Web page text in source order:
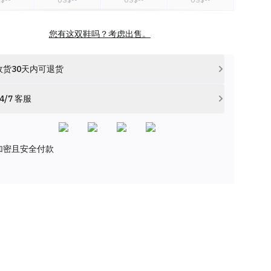
US$--
您有这双鞋吗？考虑出售。
货30天内可退货
7 客服
密且安全付款